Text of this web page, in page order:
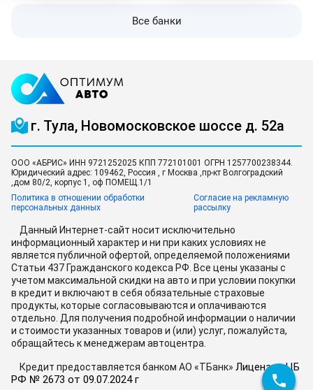
Все банки
г. Тула, Новомосковское шоссе д. 52а
ООО «АБРИС» ИНН 9721252025 КПП 772101001 ОГРН 1257700238344.
Юридический адрес: 109462, Россия , г Москва ,пр-кт Волгоградский
,дом 80/2, корпус 1, оф ПОМЕЩ.1/1
Политика в отношении обработки
персональных данных
Согласие на рекламную
рассылку
Данный Интернет-сайт носит исключительно
информационный характер и ни при каких условиях не
является публичной офертой, определяемой положениями
Статьи 437 Гражданского кодекса РФ. Все цены указаны с
учетом максимальной скидки на авто и при условии покупки
в кредит и включают в себя обязательные страховые
продукты, которые согласовываются и оплачиваются
отдельно. Для получения подробной информации о наличии
и стоимости указанных товаров и (или) услуг, пожалуйста,
обращайтесь к менеджерам автоцентра.
Кредит предоставляется банком АО «ТБанк» Лицензия ЦБ
РФ № 2673 от 09.07.2024 г